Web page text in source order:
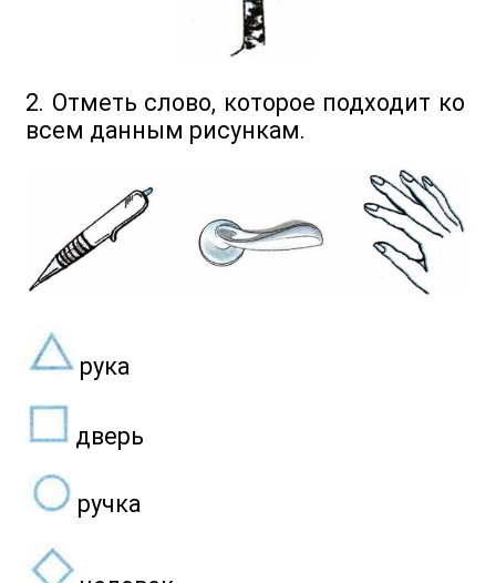
2. Отметь слово, которое подходит ко
всем данным рисункам.
рука
дверь
ручка